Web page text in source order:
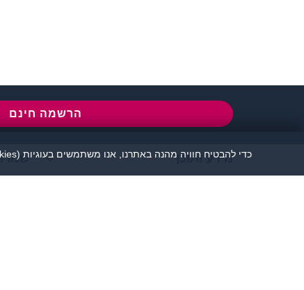
הרשמה חינם077-5030670
מידע ותוכן
כדי להבטיח חוויה מהנה באתרנו, אנו משתמשים בעוגיות (cookies), כמפורט בעמוד